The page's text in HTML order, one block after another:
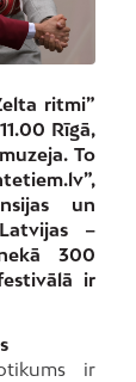
ritmi”
Rīgā,
To
un
–
300
ir
ir